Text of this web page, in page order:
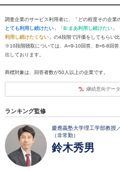
調査企業のサービス利用者に、「どの程度その企業
とても利用し続けたい 」「B:まあ利用し続けたい 」
利用し続けたくない 」の4段階で評価をしてもらい
※10段階聴取については、A=9-10回答、B=6-8回
出しております。
商標対象は、回答者数が50人以上の企業です。
継続意向データ
ランキング監修
慶應義塾大学理工学部教授
（非常勤）
鈴木秀男